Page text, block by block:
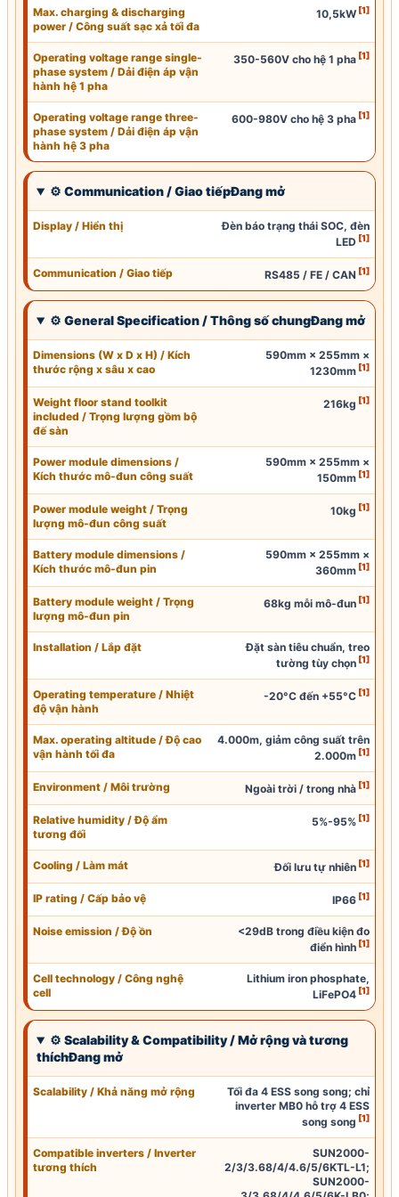
Max. charging & discharging
power / Công suất sạc xả tối đa
10,5kW [1]
Operating voltage range single-
phase system / Dải điện áp vận
hành hệ 1 pha
350-560V cho hệ 1 pha [1]
Operating voltage range three-
phase system / Dải điện áp vận
hành hệ 3 pha
600-980V cho hệ 3 pha [1]
⚙ Communication/Giao tiếpĐang mở
Display / Hiển thị Đèn báo trạng thái SOC, đèn
LED [1]
Communication / Giao tiếp RS485 / FE / CAN [1]
⚙ General Specification / Thông số chungĐang mở
Dimensions (W x D x H) / Kích
thước rộng x sâu x cao
590mm × 255mm ×
1230mm [1]
Weight floor stand toolkit
included / Trọng lượng gồm bộ
đế sàn
216kg [1]
Power module dimensions /
Kích thước mô-đun công suất
590mm × 255mm ×
150mm [1]
Power module weight / Trọng
lượng mô-đun công suất
10kg [1]
Battery module dimensions /
Kích thước mô-đun pin
590mm × 255mm ×
360mm [1]
Battery module weight / Trọng
lượng mô-đun pin
68kg mỗi mô-đun [1]
Installation / Lắp đặt
Đặt sàn tiêu chuẩn, treo
tường tùy chọn [1]
Operating temperature / Nhiệt
độ vận hành
-20°C đến +55°C [1]
Max. operating altitude / Độ cao
vận hành tối đa
4.000m, giảm công suất trên
2.000m [1]
Environment / Môi trường Ngoài trời / trong nhà [1]
Relative humidity / Độ ẩm
tương đối
5%-95% [1]
Cooling / Làm mát Đối lưu tự nhiên [1]
IP rating / Cấp bảo vệ IP66 [1]
Noise emission / Độ ồn
<29dB trong điều kiện đo
điển hình [1]
Cell technology / Công nghệ
cell
Lithium iron phosphate,
LiFePO4 [1]
⚙ Scalability & Compatibility / Mở rộng và tương
thíchĐang mở
Scalability / Khả năng mở rộng
Tối đa 4 ESS song song; chỉ
inverter MB0 hỗ trợ 4 ESS
song song [1]
Compatible inverters / Inverter
tương thích
SUN2000-
2/3/3.68/4/4.6/5/6KTL-L1;
SUN2000-